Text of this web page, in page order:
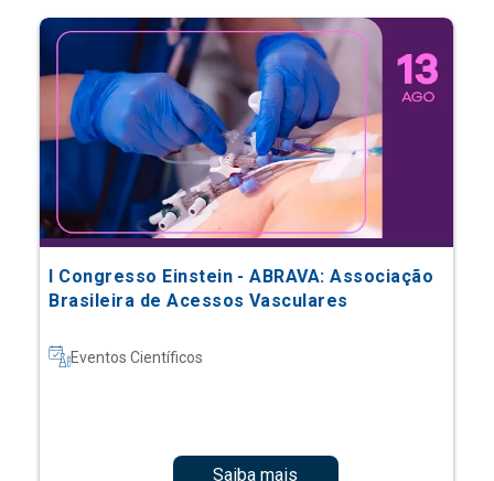
I Congresso Einstein - ABRAVA: Associação
Brasileira de Acessos Vasculares
Eventos Científicos
Saiba mais